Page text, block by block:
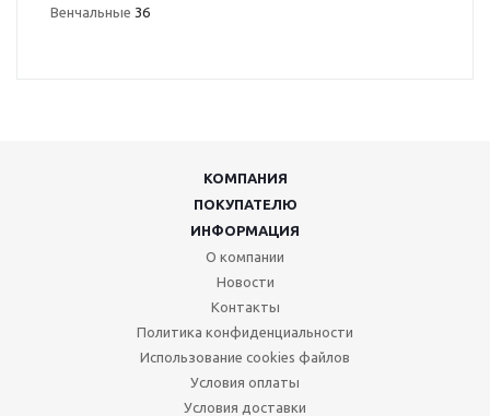
Венчальные 36
КОМПАНИЯ
ПОКУПАТЕЛЮ
ИНФОРМАЦИЯ
О компании
Новости
Контакты
Политика конфиденциальности
Использование cookies файлов
Условия оплаты
Условия доставки